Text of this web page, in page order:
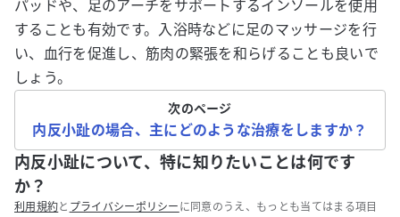
パッドや、足のアーチをサポートするインソールを使用
することも有効です。入浴時などに足のマッサージを行
い、血行を促進し、筋肉の緊張を和らげることも良いで
しょう。
次のページ
内反小趾の場合、主にどのような治療をしますか？
内反小趾について、特に知りたいことは何です
か？
利用規約と プライバシーポリシー に同意のうえ、もっとも当てはまる項目